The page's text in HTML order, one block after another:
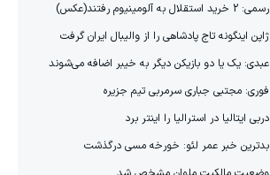
رسمی: 2 خرید استقلال به آلومینیوم رفتند(عکس)
ژاپن اینگونه تاج پادشاهی را از والیبال ایران گرفت
عبدی: یک یا دو بازیکن دیگر به خیبر اضافه می‌شوند
فوری: مجتبی جباری سرمربی تیم جزیره
دربی ایتالیا در استرالیا را اینتر برد
بدترین خبر عمر لئو: خورخه مسی درگذشت